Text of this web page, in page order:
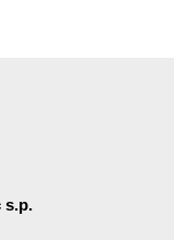
s.p.